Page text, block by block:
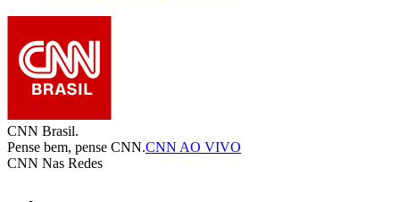
CNN Brasil.
Pense bem, pense CNN.CNN AO VIVO
CNN Nas Redes